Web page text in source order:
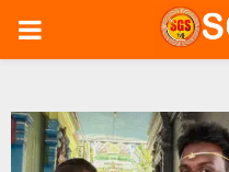
PRIMARY